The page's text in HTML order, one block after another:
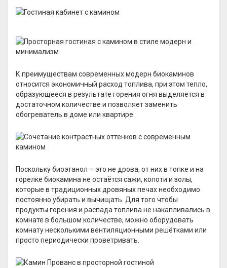
К преимуществам современных модерн биокаминов
относится экономичный расход топлива, при этом тепло,
образующееся в результате горения огня выделяется в
достаточном количестве и позволяет заменить
обогреватель в доме или квартире.
Поскольку биоэтанол – это не дрова, от них в топке и на
горелке биокамина не остаётся сажи, копоти и золы,
которые в традиционных дровяных печах необходимо
постоянно убирать и вычищать. Для того чтобы
продукты горения и распада топлива не накапливались в
комнате в большом количестве, можно оборудовать
комнату несколькими вентиляционными решётками или
просто периодически проветривать.